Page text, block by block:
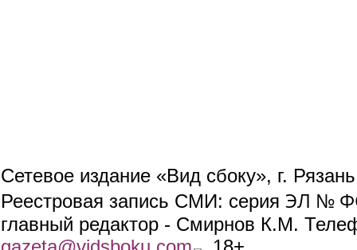
Сетевое издание «Вид сбоку», г.
Реестровая запись СМИ: серия ЭЛ №
главный редактор - Смирнов К.М.
(link sends e-mail)